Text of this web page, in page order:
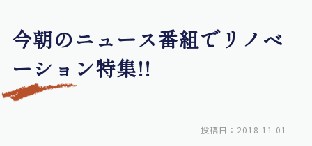
今朝のニュース番組でリノベ
ーション特集!!
投稿日：2018.11.01